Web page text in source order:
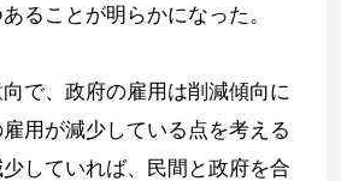
ることが明らかになった。
で、政府の雇用は削減傾向に
用が減少している点を考える
していれば、民間と政府を合